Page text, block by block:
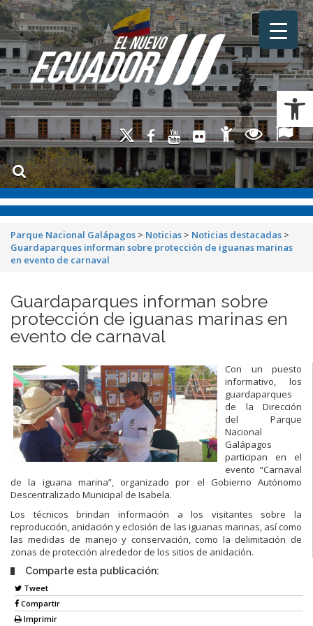
Toggle
Parque Nacional Galápagos > Noticias > Noticias destacadas >
Guardaparques informan sobre protección de iguanas marinas
en evento de carnaval
Guardaparques informan sobre
protección de iguanas marinas en
evento de carnaval
Con un puesto
informativo, los
guardaparques
de la Dirección
del Parque
Nacional
Galápagos
participan en el
evento “Carnaval
de la iguana marina”, organizado por el Gobierno Autónomo
Descentralizado Municipal de Isabela.
Los técnicos brindan información a los visitantes sobre la
reproducción, anidación y eclosión de las iguanas marinas, así como
las medidas de manejo y conservación, como la delimitación de
zonas de protección alrededor de los sitios de anidación.
Comparte esta publicación:
Tweet
Compartir
Imprimir